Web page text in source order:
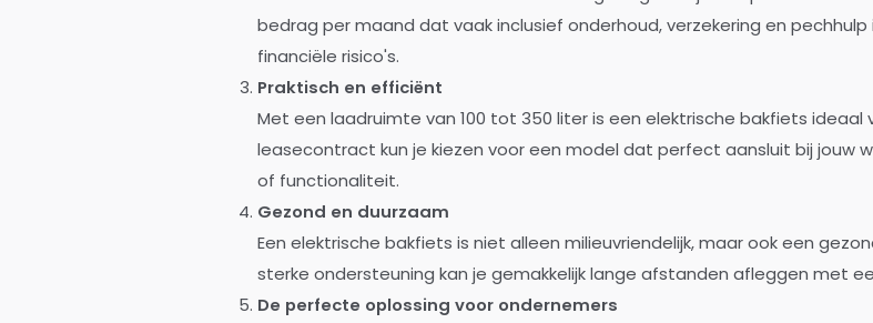
bedrag per maand dat vaak inclusief onderhoud, verzekering en
financiële risico's.
Praktisch en efficiënt
Met een laadruimte van 100 tot 350 liter is een elektrische bakfiets ideaal
leasecontract kun je kiezen voor een model dat perfect aansluit bij jouw
of functionaliteit.
Gezond en duurzaam
Een elektrische bakfiets is niet alleen milieuvriendelijk, maar ook een
sterke ondersteuning kan je gemakkelijk lange afstanden afleggen met
De perfecte oplossing voor ondernemers